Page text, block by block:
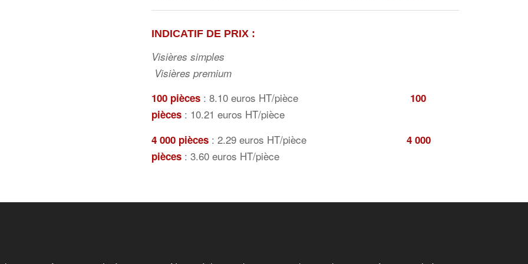
INDICATIF DE PRIX :
Visières simples
Visières premium
100 pièces : 8.10 euros HT/pièce 100
pièces : 10.21 euros HT/pièce
4 000 pièces : 2.29 euros HT/pièce4 000
pièces : 3.60 euros HT/pièce